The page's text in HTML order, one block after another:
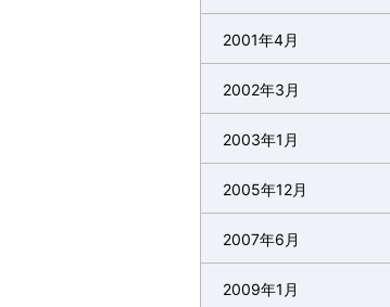
2001年4月
2002年3月
2003年1月
2005年12月
2007年6月
2009年1月